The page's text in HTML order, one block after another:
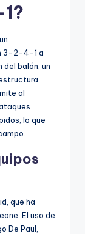
3-2-4-1 a
balón, un
al
lo que
que ha
El uso de
De Paul,